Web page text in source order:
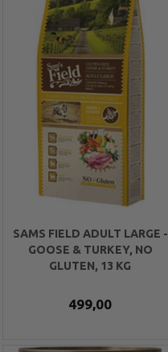
SAMS FIELD ADULT LARGE -
GOOSE & TURKEY, NO
GLUTEN, 13 KG
499,00